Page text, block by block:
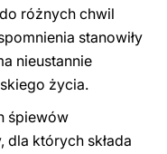
różnych chwil
stanowiły
nieustannie
życia.
śpiewów
których składa